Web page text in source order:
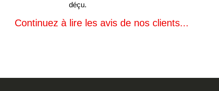
déçu.
Continuez à lire les avis de nos clients...